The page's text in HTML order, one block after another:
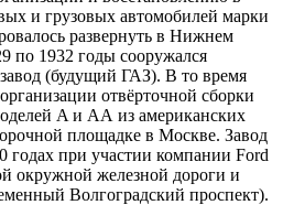
и грузовых автомобилей марки
развернуть в Нижнем
по 1932 годы сооружался
(будущий ГАЗ). В то время
отвёрточной сборки
A и АА из американских
площадке в Москве. Завод
при участии компании Ford
окружной железной дороги и
Волгоградский проспект).